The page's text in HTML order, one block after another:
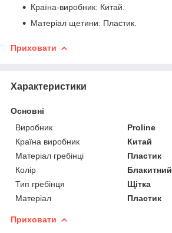
Країна-виробник: Китай.
Матеріал щетини: Пластик.
Приховати
Характеристики
Основні
Виробник
Proline
Країна виробник
Китай
Матеріал гребінці
Пластик
Колір
Блакитний
Тип гребінця
Щітка
Матеріал
Пластик
Приховати